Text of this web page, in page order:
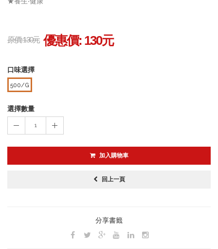
原價: 130元 優惠價: 130元
口味選擇
500/G
選擇數量
1
加入購物車
回上一頁
分享書籤